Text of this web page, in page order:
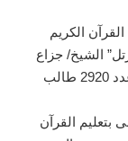
الكريم
الشيخ/ جزاع
الصويلح أنه استفاد من حلقات ورتل المسائية عدد 2920 طالب
بتعليم القرآن